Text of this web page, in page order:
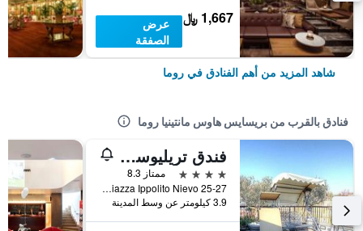
1,667 ﷼
عرض
الصفقة
شاهد المزيد من أهم الفنادق في روما
فنادق بالقرب من بريسايس هاوس مانتينيا روما
فندق تريليوسا بالاس كونغرس & سبا
4 نجوم
ممتاز 8.3
Piazza Ippolito Nievo 25-27, روما, إيطاليا
3.9 كيلومتر عن وسط المدينة